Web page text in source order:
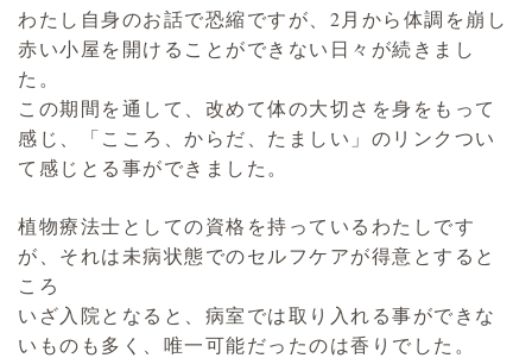
わたし自身のお話で恐縮ですが、2月から体調を崩し
赤い小屋を開けることができない日々が続きまし
た。
この期間を通して、改めて体の大切さを身をもって
感じ、「こころ、からだ、たましい」のリンクつい
て感じとる事ができました。
植物療法士としての資格を持っているわたしです
が、それは未病状態でのセルフケアが得意とすると
ころ
いざ入院となると、病室では取り入れる事ができな
いものも多く、唯一可能だったのは香りでした。